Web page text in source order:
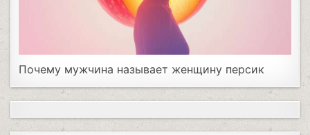
Почему мужчина называет женщину персик